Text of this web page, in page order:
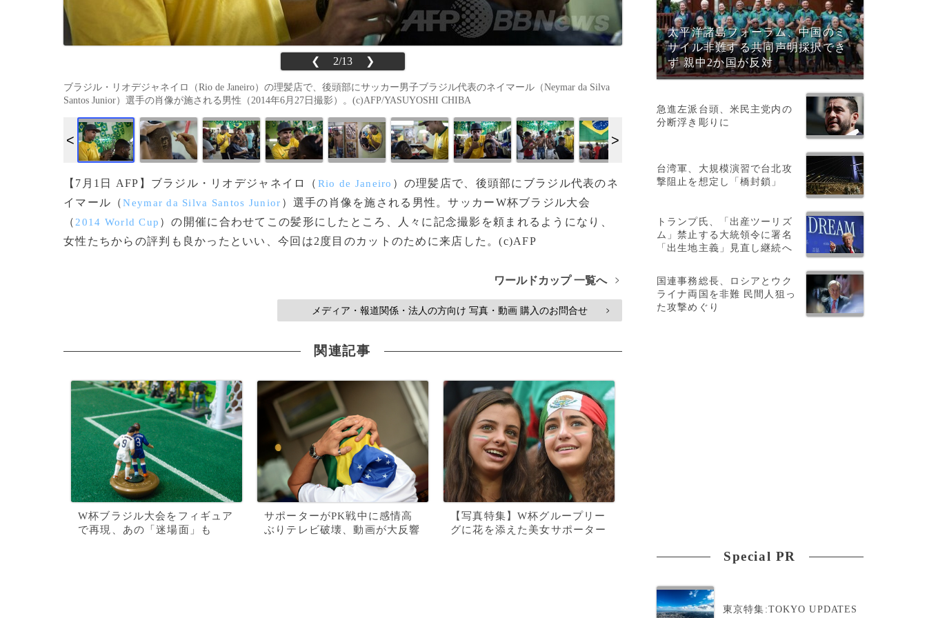
❮ 2/13 ❯
ブラジル・リオデジャネイロ（Rio de Janeiro）の理髪店で、後頭部にサッカー男子ブラジル代表のネイマール（Neymar da Silva
Santos Junior）選手の肖像が施される男性（2014年6月27日撮影）。(c)AFP/YASUYOSHI CHIBA
【7月1日 AFP】ブラジル・リオデジャネイロ（ Rio de Janeiro ）の理髪店で、後頭部にブラジル代表のネ
イマール（Neymar da Silva Santos Junior ）選手の肖像を施される男性。サッカーW杯ブラジル大会
（ 2014 World Cup ）の開催に合わせてこの髪形にしたところ、人々に記念撮影を頼まれるようになり、
女性たちからの評判も良かったといい、今回は2度目のカットのために来店した。(c)AFP
ワールドカップ 一覧へ >
メディア・報道関係・法人の方向け 写真・動画 購入のお問合せ >
関連記事
W杯ブラジル大会をフィギュア
で再現、あの「迷場面」も
サポーターがPK戦中に感情高
ぶりテレビ破壊、動画が大反響
【写真特集】W杯グループリー
グに花を添えた美女サポーター
太平洋諸島フォーラム、中国のミ
サイル非難する共同声明採択でき
ず 親中2か国が反対
急進左派台頭、米民主党内の
分断浮き彫りに
台湾軍、大規模演習で台北攻
撃阻止を想定し「橋封鎖」
トランプ氏、「出産ツーリズ
ム」禁止する大統領令に署名
「出生地主義」見直し継続へ
国連事務総長、ロシアとウク
ライナ両国を非難 民間人狙っ
た攻撃めぐり
Special PR
東京特集:TOKYO UPDATES